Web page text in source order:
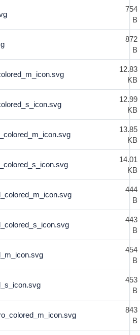
754
B
872
B
12.83
KB
12.99
KB
13.85
KB
14.01
KB
444
B
443
B
454
B
453
B
843
B